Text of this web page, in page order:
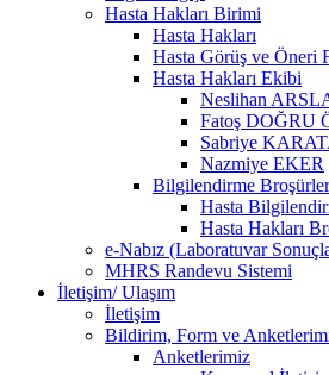
Hasta Hakları Birimi
Hasta Hakları
Hasta Görüş ve Öneri
Hasta Hakları Ekibi
Neslihan
Fatoş DOĞRU
Sabriye
Nazmiye EKER
Bilgilendirme
Hasta
Hasta Hakları
e-Nabız (Laboratuvar
MHRS Randevu Sistemi
İletişim/ Ulaşım
İletişim
Bildirim, Form ve
Anketlerimiz